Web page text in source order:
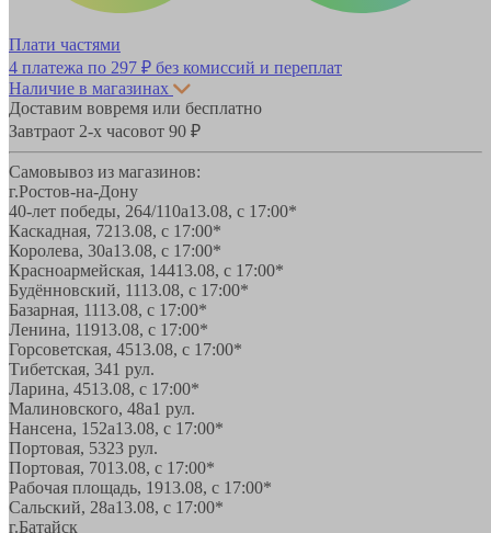
Плати частями
4 платежа по 297 ₽ без комиссий и переплат
Наличие в магазинах
Доставим вовремя или бесплатно
Завтраот 2-х часовот 90 ₽
Самовывоз из магазинов:
г.Ростов-на-Дону
40-лет победы, 264/110а13.08, с 17:00*
Каскадная, 7213.08, с 17:00*
Королева, 30а13.08, с 17:00*
Красноармейская, 14413.08, с 17:00*
Будённовский, 1113.08, с 17:00*
Базарная, 1113.08, с 17:00*
Ленина, 11913.08, с 17:00*
Горсоветская, 4513.08, с 17:00*
Тибетская, 341 рул.
Ларина, 4513.08, с 17:00*
Малиновского, 48а1 рул.
Нансена, 152а13.08, с 17:00*
Портовая, 5323 рул.
Портовая, 7013.08, с 17:00*
Рабочая площадь, 1913.08, с 17:00*
Сальский, 28a13.08, с 17:00*
г.Батайск